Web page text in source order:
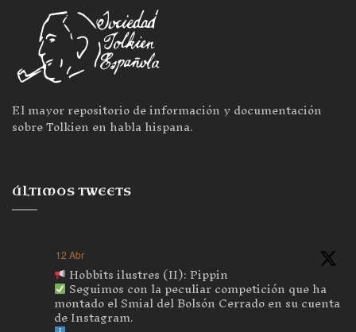
El mayor repositorio de información y documentación
sobre Tolkien en habla hispana.
ÚLTIMOS TWEETS
12 Abr
Hobbits ilustres (II): Pippin
Seguimos con la peculiar competición que ha
montado el Smial del Bolsón Cerrado en su cuenta
de Instagram.